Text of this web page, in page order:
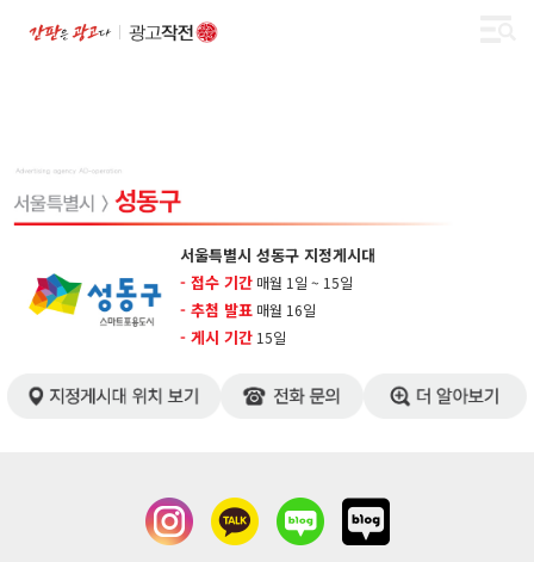
서울특별시 성동구 지정게시대
- 접수 기간 매월 1일 ~ 15일
- 추첨 발표 ​매월 16일
- 게시 기간 ​15일